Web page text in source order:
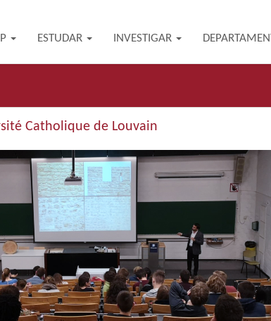
ESTUDAR INVESTIGAR
Catholique de Louvain